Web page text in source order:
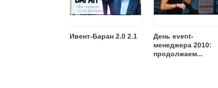
Ивент-Баран 2.0 2.1
День event-
менеджера 2010:
продолжаем...